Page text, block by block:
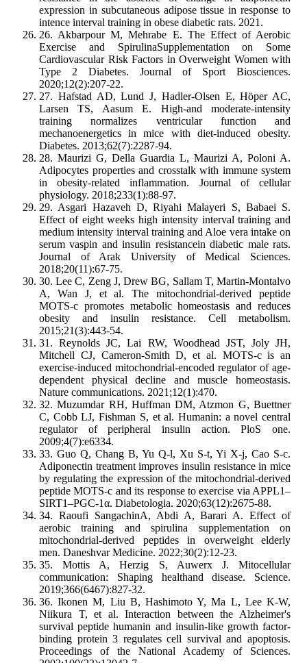
expression in subcutaneous adipose tissue in response to
intence interval training in obese diabetic rats. 2021.
26. Akbarpour M, Mehrabe E. The Effect of Aerobic
Exercise and SpirulinaSupplementation on Some
Cardiovascular Risk Factors in Overweight Women with
Type 2 Diabetes. Journal of Sport Biosciences.
2020;12(2):207-22.
27. Hafstad AD, Lund J, Hadler-Olsen E, Höper AC,
Larsen TS, Aasum E. High-and moderate-intensity
training normalizes ventricular function and
mechanoenergetics in mice with diet-induced obesity.
Diabetes. 2013;62(7):2287-94.
28. Maurizi G, Della Guardia L, Maurizi A, Poloni A.
Adipocytes properties and crosstalk with immune system
in obesity‐related inflammation. Journal of cellular
physiology. 2018;233(1):88-97.
29. Asgari Hazaveh D, Riyahi Malayeri S, Babaei S.
Effect of eight weeks high intensity interval training and
medium intensity interval training and Aloe vera intake on
serum vaspin and insulin resistancein diabetic male rats.
Journal of Arak University of Medical Sciences.
2018;20(11):67-75.
30. Lee C, Zeng J, Drew BG, Sallam T, Martin-Montalvo
A, Wan J, et al. The mitochondrial-derived peptide
MOTS-c promotes metabolic homeostasis and reduces
obesity and insulin resistance. Cell metabolism.
2015;21(3):443-54.
31. Reynolds JC, Lai RW, Woodhead JST, Joly JH,
Mitchell CJ, Cameron-Smith D, et al. MOTS-c is an
exercise-induced mitochondrial-encoded regulator of age-
dependent physical decline and muscle homeostasis.
Nature communications. 2021;12(1):470.
32. Muzumdar RH, Huffman DM, Atzmon G, Buettner
C, Cobb LJ, Fishman S, et al. Humanin: a novel central
regulator of peripheral insulin action. PloS one.
2009;4(7):e6334.
33. Guo Q, Chang B, Yu Q-l, Xu S-t, Yi X-j, Cao S-c.
Adiponectin treatment improves insulin resistance in mice
by regulating the expression of the mitochondrial-derived
peptide MOTS-c and its response to exercise via APPL1–
SIRT1–PGC-1α. Diabetologia. 2020;63(12):2675-88.
34. Raoufi SangachinA, Abdi A, Barari A. Effect of
aerobic training and spirulina supplementation on
mitochondrial-derived peptides in overweight elderly
men. Daneshvar Medicine. 2022;30(2):12-23.
35. Mottis A, Herzig S, Auwerx J. Mitocellular
communication: Shaping healthand disease. Science.
2019;366(6467):827-32.
36. Ikonen M, Liu B, Hashimoto Y, Ma L, Lee K-W,
Niikura T, et al. Interaction between the Alzheimer's
survival peptide humanin and insulin-like growth factor-
binding protein 3 regulates cell survival and apoptosis.
Proceedings of the National Academy of Sciences.